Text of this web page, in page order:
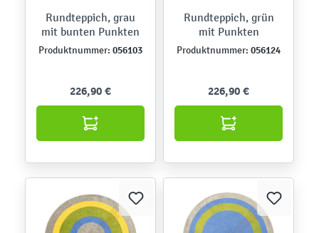
Rundteppich, grau
mit bunten Punkten
Produktnummer: 056103
226,90 €
Rundteppich, grün
mit Punkten
Produktnummer: 056124
226,90 €